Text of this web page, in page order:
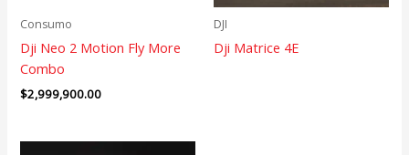
Consumo
Dji Neo 2 Motion Fly More
Combo
$2,999,900.00
DJI
Dji Matrice 4E